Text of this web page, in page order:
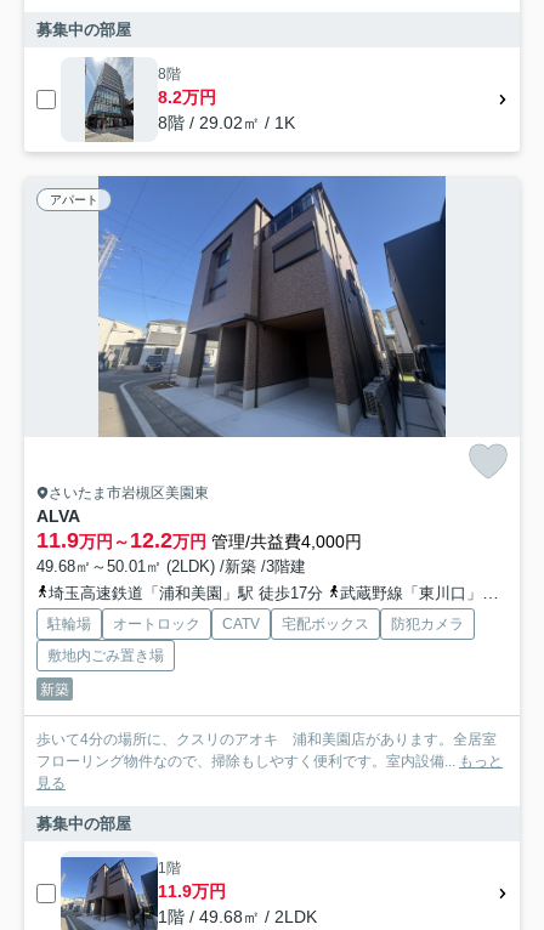
募集中の部屋
8階
8.2万円
8階 / 29.02㎡ / 1K
アパート
さいたま市岩槻区美園東
ALVA
11.9万円～12.2万円 管理/共益費4,000円
49.68㎡～50.01㎡ (2LDK) /新築 /3階建
埼玉高速鉄道「浦和美園」駅 徒歩17分
武蔵野線「東川口」駅 徒歩47分
駐輪場 オートロック CATV 宅配ボックス
防犯カメラ
敷地内ごみ置き場
新築
歩いて4分の場所に、クスリのアオキ 浦和美園店があります。全居室
フローリング物件なので、掃除もしやすく便利です。室内設備... もっと
見る
募集中の部屋
1階
11.9万円
1階 / 49.68㎡ / 2LDK